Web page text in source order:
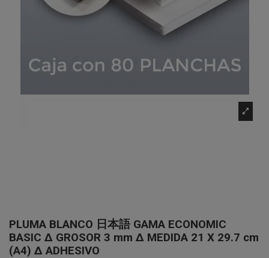
PLUMA BLANCO 日本語 GAMA ECONOMIC
BASIC Δ GROSOR 3 mm Δ MEDIDA 21 X 29.7 cm
(A4) Δ ADHESIVO